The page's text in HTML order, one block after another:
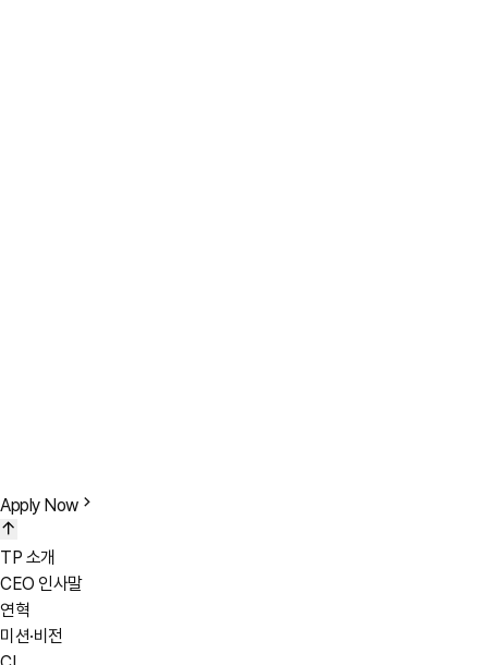
English test
Gauge the applicant’s English communication skills for the job
Health checkups
Pre-employment checkups at a company-designated health
Apply Now
TP 소개
CEO 인사말
연혁
미션·비전